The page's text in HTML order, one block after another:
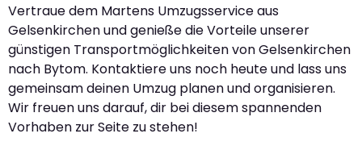
Vertraue dem Martens Umzugsservice aus
Gelsenkirchen und genieße die Vorteile unserer
günstigen Transportmöglichkeiten von Gelsenkirchen
nach Bytom. Kontaktiere uns noch heute und lass uns
gemeinsam deinen Umzug planen und organisieren.
Wir freuen uns darauf, dir bei diesem spannenden
Vorhaben zur Seite zu stehen!